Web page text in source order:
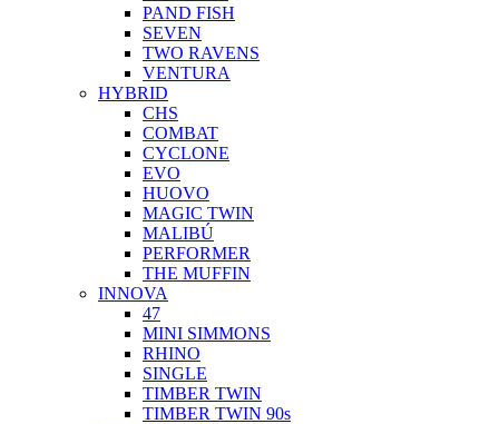
PAND FISH
SEVEN
TWO RAVENS
VENTURA
HYBRID
CHS
COMBAT
CYCLONE
EVO
HUOVO
MAGIC TWIN
MALIBÚ
PERFORMER
THE MUFFIN
INNOVA
47
MINI SIMMONS
RHINO
SINGLE
TIMBER TWIN
TIMBER TWIN 90s